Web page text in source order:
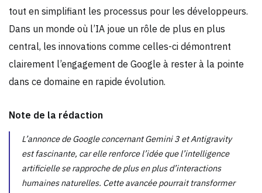
tout en simplifiant les processus pour les développeurs.
Dans un monde où l’IA joue un rôle de plus en plus
central, les innovations comme celles-ci démontrent
clairement l’engagement de Google à rester à la pointe
dans ce domaine en rapide évolution.
Note de la rédaction
L’annonce de Google concernant Gemini 3 et Antigravity
est fascinante, car elle renforce l’idée que l’intelligence
artificielle se rapproche de plus en plus d’interactions
humaines naturelles. Cette avancée pourrait transformer